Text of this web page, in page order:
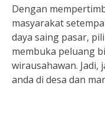
Dengan
masyarakat
daya saing pasar,
membuka peluang
wirausahawan.
anda di desa dan